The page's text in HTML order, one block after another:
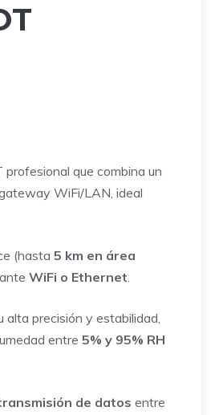
que combina un
WiFi/LAN, ideal
(hasta 5 km en área
WiFi o Ethernet.
alta precisión y estabilidad,
entre 5% y 95% RH
de datos entre